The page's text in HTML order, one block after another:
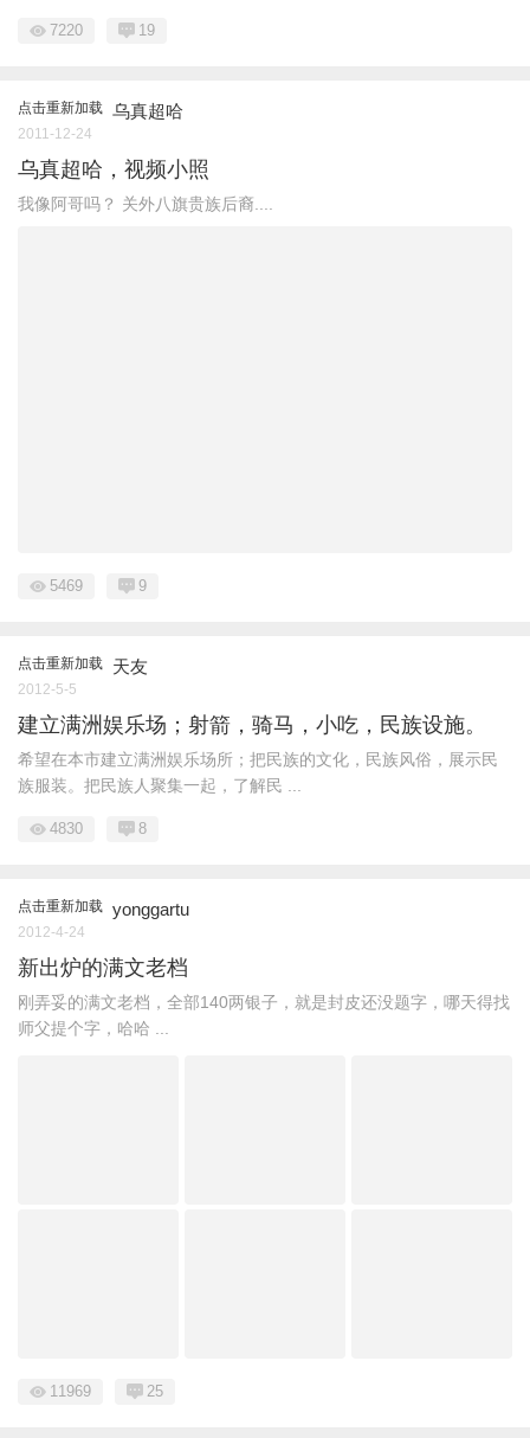
7220 19
点击重新加载 乌真超哈
2011-12-24
乌真超哈，视频小照
我像阿哥吗？ 关外八旗贵族后裔....
5469 9
点击重新加载 天友
2012-5-5
建立满洲娱乐场；射箭，骑马，小吃，民族设施。
希望在本市建立满洲娱乐场所；把民族的文化，民族风俗，展示民
族服装。把民族人聚集一起，了解民 ...
4830 8
点击重新加载 yonggartu
2012-4-24
新出炉的满文老档
刚弄妥的满文老档，全部140两银子，就是封皮还没题字，哪天得找
师父提个字，哈哈 ...
11969 25